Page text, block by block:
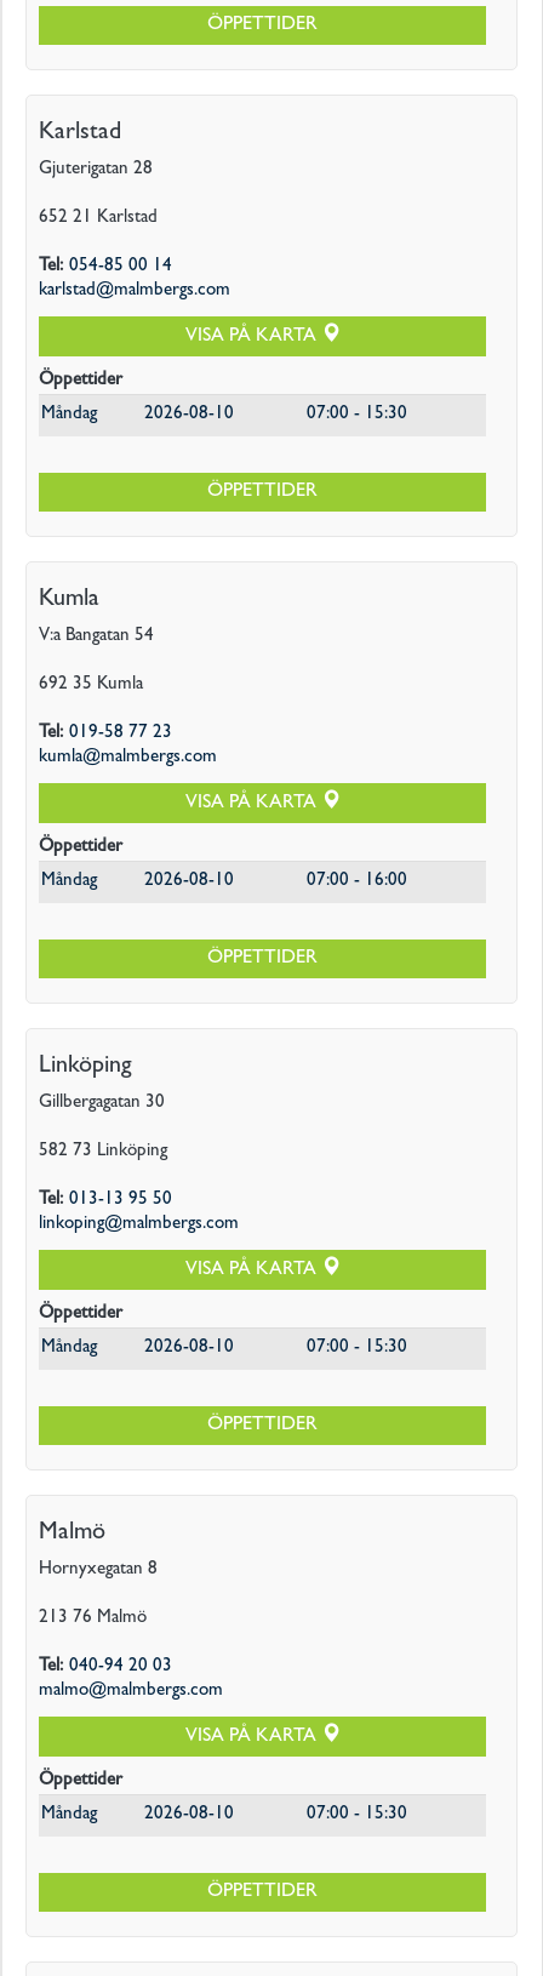
ÖPPETTIDER
Karlstad
Gjuterigatan 28
652 21 Karlstad
Tel: 054-85 00 14
karlstad@malmbergs.com
VISA PÅ KARTA
Öppettider
Måndag
2026-08-10 07:00 - 15:30
ÖPPETTIDER
Kumla
V:a Bangatan 54
692 35 Kumla
Tel: 019-58 77 23
kumla@malmbergs.com
VISA PÅ KARTA
Öppettider
Måndag
2026-08-10 07:00 - 16:00
ÖPPETTIDER
Linköping
Gillbergagatan 30
582 73 Linköping
Tel: 013-13 95 50
linkoping@malmbergs.com
VISA PÅ KARTA
Öppettider
Måndag
2026-08-10 07:00 - 15:30
ÖPPETTIDER
Malmö
Hornyxegatan 8
213 76 Malmö
Tel: 040-94 20 03
malmo@malmbergs.com
VISA PÅ KARTA
Öppettider
Måndag
2026-08-10 07:00 - 15:30
ÖPPETTIDER